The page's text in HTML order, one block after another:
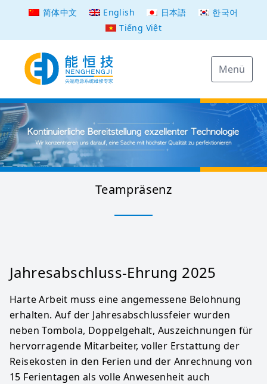
简体中文 English 日本語
한국어
Tiếng Việt
Menü
Teampräsenz
Jahresabschluss-Ehrung 2025
Harte Arbeit muss eine angemessene Belohnung
erhalten. Auf der Jahresabschlussfeier wurden
neben Tombola, Doppelgehalt, Auszeichnungen für
hervorragende Mitarbeiter, voller Erstattung der
Reisekosten in den Ferien und der Anrechnung von
15 Ferientagen als volle Anwesenheit auch